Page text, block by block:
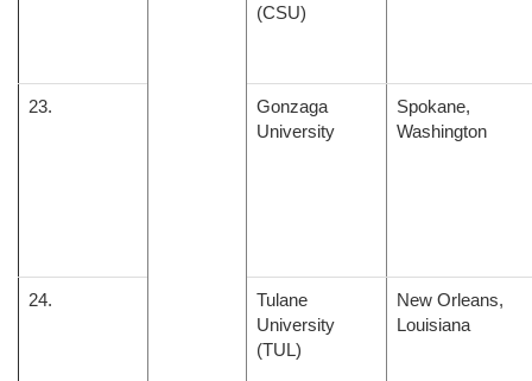
(CSU)
23.
Gonzaga
University
Spokane,
Washington
24.
Tulane
University
(TUL)
New Orleans,
Louisiana